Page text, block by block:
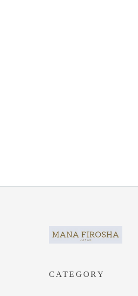
CATEGORY